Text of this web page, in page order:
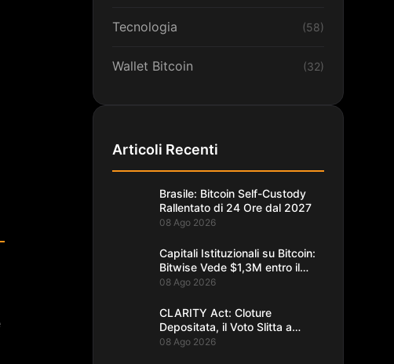
Tecnologia (58)
Wallet Bitcoin (32)
Articoli Recenti
Brasile: Bitcoin Self-Custody
Rallentato di 24 Ore dal 2027
08 Ago 2026
Capitali Istituzionali su Bitcoin:
Bitwise Vede $1,3M entro il
2035
08 Ago 2026
CLARITY Act: Cloture
Depositata, il Voto Slitta a
Settembre
08 Ago 2026